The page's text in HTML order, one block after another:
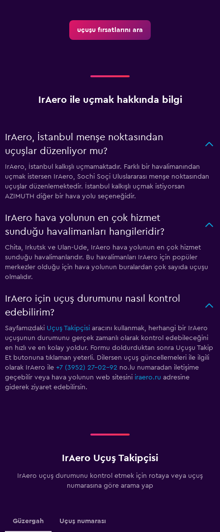
uçuşu fırsatlarını ara
IrAero ile uçmak hakkında bilgi
IrAero, İstanbul menşe noktasından
uçuşlar düzenliyor mu?
IrAero, İstanbul kalkışlı uçmamaktadır. Farklı bir havalimanından
uçmak istersen IrAero, Sochi Soçi Uluslararası menşe noktasından
uçuşlar düzenlemektedir. İstanbul kalkışlı uçmak istiyorsan
AZIMUTH diğer bir hava yolu seçeneğidir.
IrAero hava yolunun en çok hizmet
sunduğu havalimanları hangileridir?
Chita, Irkutsk ve Ulan-Ude, IrAero hava yolunun en çok hizmet
sunduğu havalimanlarıdır. Bu havalimanları IrAero için popüler
merkezler olduğu için hava yolunun buralardan çok sayıda uçuşu
olmalıdır.
IrAero için uçuş durumunu nasıl kontrol
edebilirim?
Sayfamızdaki Uçuş Takipçisi aracını kullanmak, herhangi bir IrAero
uçuşunun durumunu gerçek zamanlı olarak kontrol edebileceğini
en hızlı ve en kolay yoldur. Formu doldurduktan sonra Uçuşu Takip
Et butonuna tıklaman yeterli. Dilersen uçuş güncellemeleri ile ilgili
olarak IrAero ile +7 (3952) 27-02-92 no.lu numaradan iletişime
geçebilir veya hava yolunun web sitesini iraero.ru adresine
giderek ziyaret edebilirsin.
IrAero Uçuş Takipçisi
IrAero uçuş durumunu kontrol etmek için rotaya veya uçuş
numarasına göre arama yap
Güzergah Uçuş numarası